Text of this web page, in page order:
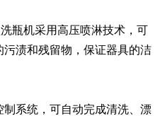
瓶机采用高压喷淋技术，可
渍和残留物，保证器具的洁
系统，可自动完成清洗、漂